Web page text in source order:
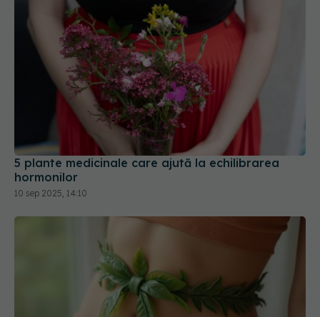
5 plante medicinale care ajută la echilibrarea
hormonilor
10 sep 2025, 14:10